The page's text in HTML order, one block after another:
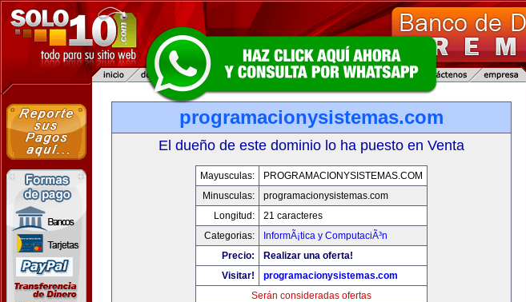
programacionysistemas.com
El dueño de este dominio lo ha puesto en Venta
Mayusculas:
PROGRAMACIONYSISTEMAS.COM
Minusculas:
programacionysistemas.com
Longitud:
21 caracteres
Categorias:
InformÃ¡tica y ComputaciÃ³n
Precio:
Realizar una oferta!
Visitar!
programacionysistemas.com
Serán consideradas ofertas